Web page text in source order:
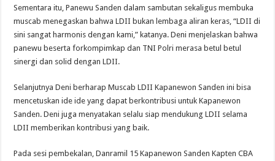
Sementara itu, Panewu Sanden dalam sambutan sekaligus membuka
muscab menegaskan bahwa LDII bukan lembaga aliran keras, “LDII di
sini sangat harmonis dengan kami,” katanya. Deni menjelaskan bahwa
panewu beserta forkompimkap dan TNI Polri merasa betul betul
sinergi dan solid dengan LDII.
Selanjutnya Deni berharap Muscab LDII Kapanewon Sanden ini bisa
mencetuskan ide ide yang dapat berkontribusi untuk Kapanewon
Sanden. Deni juga menyatakan selalu siap mendukung LDII selama
LDII memberikan kontribusi yang baik.
Pada sesi pembekalan, Danramil 15 Kapanewon Sanden Kapten CBA